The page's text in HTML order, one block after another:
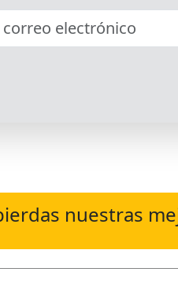
nuestras